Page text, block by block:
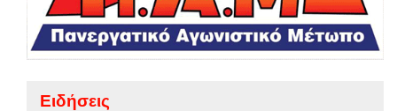
Ειδήσεις